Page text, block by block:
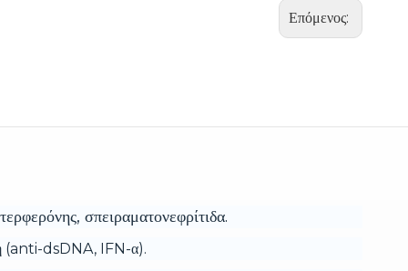
Επόμενος:
σπειραματονεφρίτιδα.
(anti-dsDNA, IFN-α).